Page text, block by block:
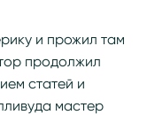
и прожил там
продолжил
статей и
мастер